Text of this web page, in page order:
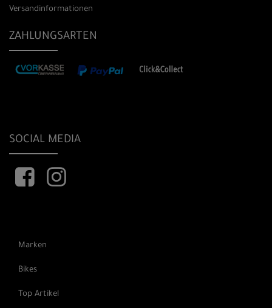
Versandinformationen
ZAHLUNGSARTEN
SOCIAL MEDIA
Marken
Bikes
Top Artikel